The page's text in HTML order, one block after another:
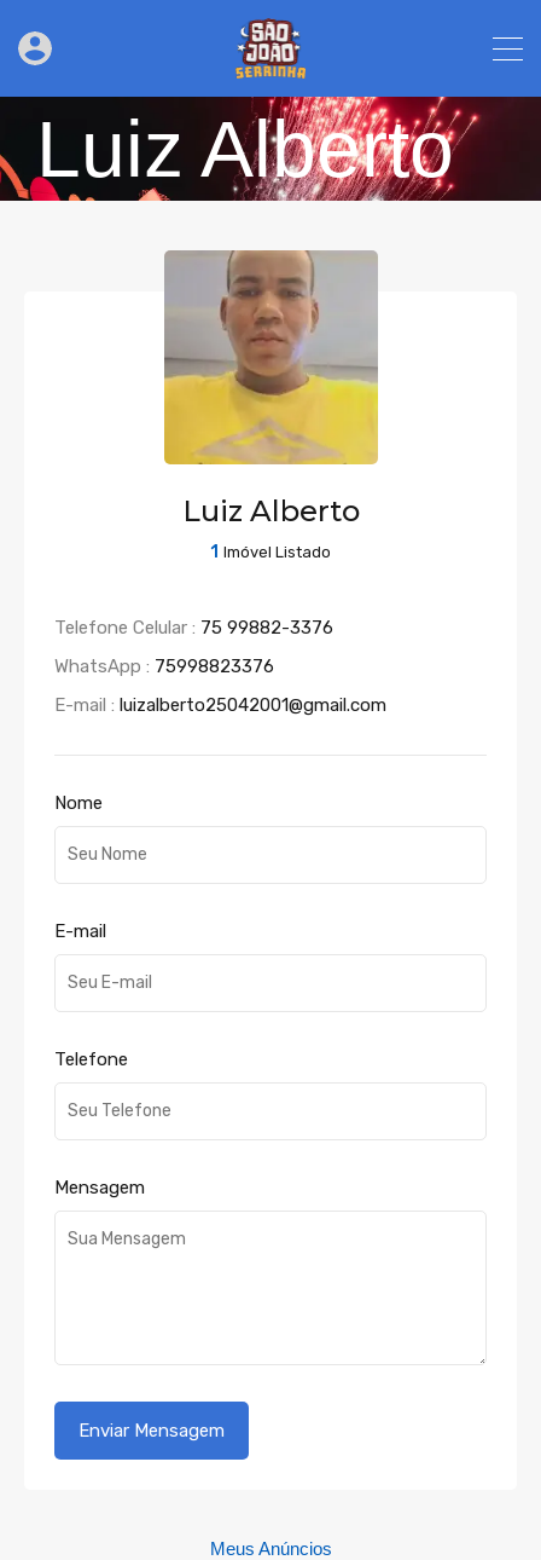
Luiz Alberto
Luiz Alberto
1 Imóvel Listado
Telefone Celular : 75 99882-3376
WhatsApp : 75998823376
E-mail : luizalberto25042001@gmail.com
Nome
E-mail
Telefone
Mensagem
Meus Anúncios